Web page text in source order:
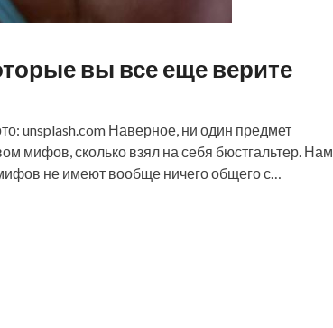
вы все еще верите
unsplash.com Наверное, ни один предмет
мифов, сколько взял на себя бюстгальтер. Нам
не имеют вообще ничего общего с…